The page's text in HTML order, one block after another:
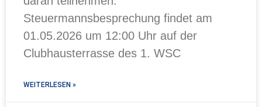
Steuermannsbesprechung findet am
01.05.2026 um 12:00 Uhr auf der
Clubhausterrasse des 1. WSC
WEITERLESEN »